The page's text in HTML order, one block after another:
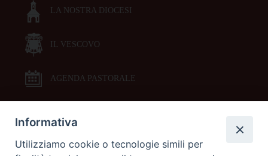
LA NOSTRA DIOCESI
IL VESCOVO
AGENDA PASTORALE
DOCUMENTI PASTORALI
Informativa
Utilizziamo cookie o tecnologie simili per